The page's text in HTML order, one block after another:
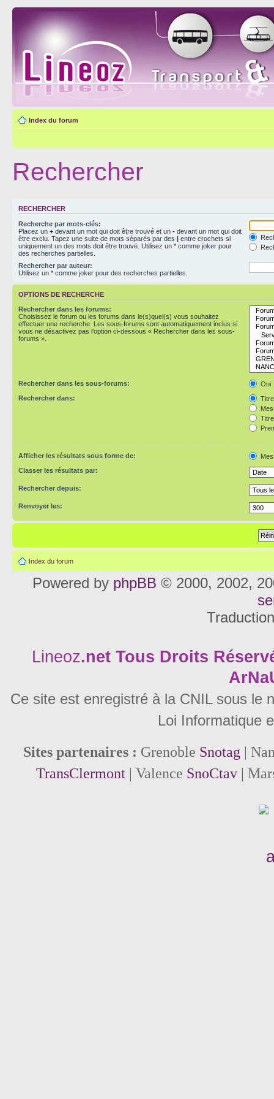
Index du forum
Rechercher
RECHERCHER
Recherche par mots-clés:
Placez un + devant un mot qui doit être trouvé et un - devant un mot qui doit
être exclu. Tapez une suite de mots séparés par des | entre crochets si
uniquement un des mots doit être trouvé. Utilisez un * comme joker pour
des recherches partielles.
Rechercher par auteur:
Utilisez un * comme joker pour des recherches partielles.
OPTIONS DE RECHERCHE
Rechercher dans les forums:
Choisissez le forum ou les forums dans le(s)quel(s) vous souhaitez
effectuer une recherche. Les sous-forums sont automatiquement inclus si
vous ne désactivez pas l’option ci-dessous « Rechercher dans les sous-
forums ».
Rechercher dans les sous-forums:
Oui
Rechercher dans:
Afficher les résultats sous forme de:
Classer les résultats par:
Rechercher depuis:
Renvoyer les:
Index du forum
Powered by phpBB © 2000, 2002,
Lineoz.net Tous Droits
Ce site est enregistré à la CNIL sous le
Loi Informatique
Sites partenaires : Grenoble Snotag |
TransClermont| Valence SnoCtav|